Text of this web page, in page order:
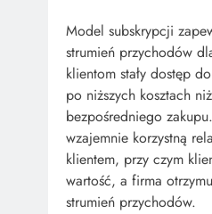
Model subskrypcji
strumień przychodów
klientom stały dostęp
po niższych kosztach
bezpośredniego
wzajemnie korzystną
klientem, przy czym
wartość, a firma
strumień przychodów.